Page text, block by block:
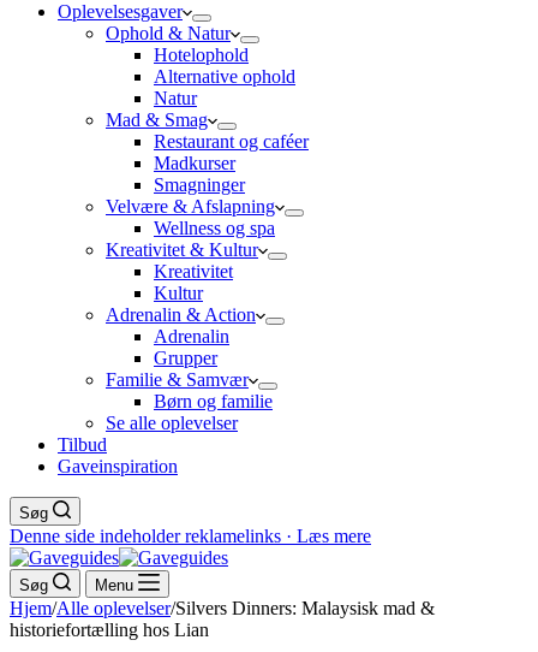
Oplevelsesgaver
Ophold & Natur
Hotelophold
Alternative ophold
Natur
Mad & Smag
Restaurant og caféer
Madkurser
Smagninger
Velvære & Afslapning
Wellness og spa
Kreativitet & Kultur
Kreativitet
Kultur
Adrenalin & Action
Adrenalin
Grupper
Familie & Samvær
Børn og familie
Se alle oplevelser
Tilbud
Gaveinspiration
Søg
Denne side indeholder reklamelinks · Læs mere
Søg Menu
Hjem/Alle oplevelser/Silvers Dinners: Malaysisk mad &
historiefortælling hos Lian